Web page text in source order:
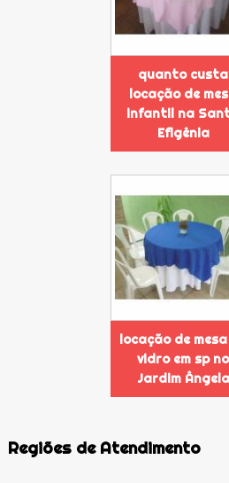
quanto custa
locação de
infantil na
Efigênia
locação de
vidro em sp no
Jardim Ângela
Regiões de Atendimento